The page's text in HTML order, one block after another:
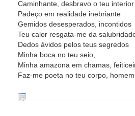
Caminhante, desbravo o teu
Padeço em realidade inebriante
Gemidos desesperados, incontidos
Teu calor resgata-me da
Dedos ávidos pelos teus segredos
Minha boca no teu seio,
Minha amazona em chamas,
Faz-me poeta no teu corpo, homem